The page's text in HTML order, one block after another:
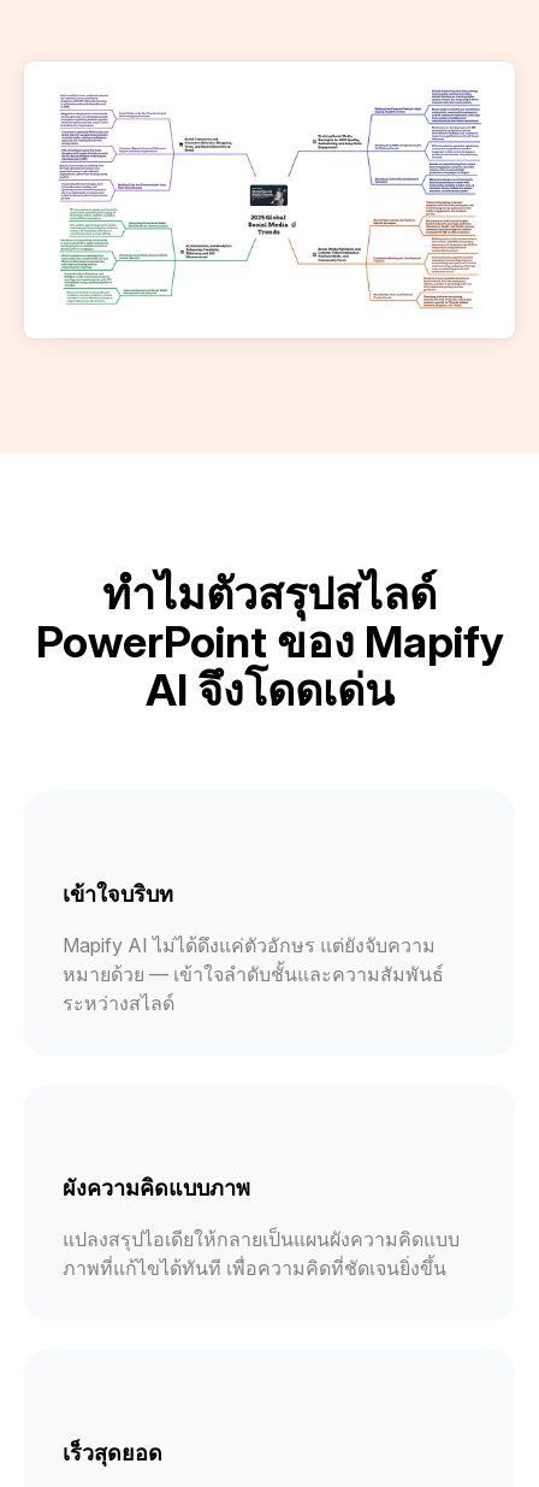
ทำไมตัวสรุปสไลด์
PowerPoint ของ Mapify
AI จึงโดดเด่น
เข้าใจบริบท
Mapify AI ไม่ได้ดึงแค่ตัวอักษร แต่ยังจับความ
หมายด้วย — เข้าใจลำดับชั้นและความสัมพันธ์
ระหว่างสไลด์
ผังความคิดแบบภาพ
แปลงสรุปไอเดียให้กลายเป็นแผนผังความคิดแบบ
ภาพที่แก้ไขได้ทันที เพื่อความคิดที่ชัดเจนยิ่งขึ้น
เร็วสุดยอด